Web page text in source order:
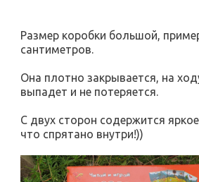
Размер коробки большой,
сантиметров.
Она плотно закрывается, на
выпадет и не потеряется.
С двух сторон содержится
что спрятано внутри!))